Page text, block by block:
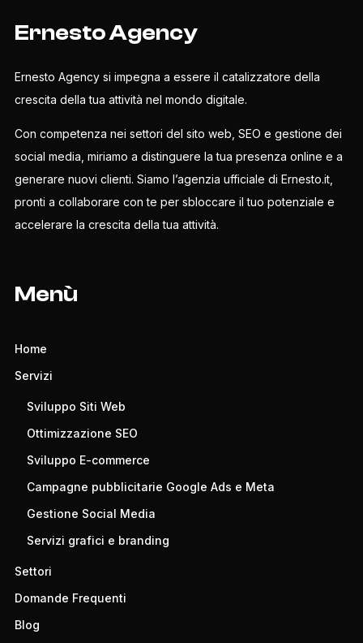
Ernesto Agency
Ernesto Agency si impegna a essere il catalizzatore della
crescita della tua attività nel mondo digitale.
Con competenza nei settori del sito web, SEO e gestione dei
social media, miriamo a distinguere la tua presenza online e a
generare nuovi clienti. Siamo l’agenzia ufficiale di Ernesto.it,
pronti a collaborare con te per sbloccare il tuo potenziale e
accelerare la crescita della tua attività.
Menù
Home
Servizi
Sviluppo Siti Web
Ottimizzazione SEO
Sviluppo E-commerce
Campagne pubblicitarie Google Ads e Meta
Gestione Social Media
Servizi grafici e branding
Settori
Domande Frequenti
Blog